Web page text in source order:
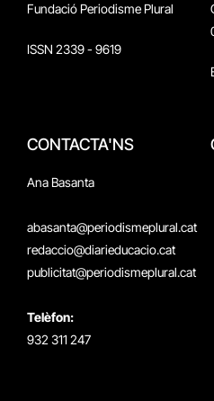
Fundació Periodisme Plural
ISSN 2339 - 9619
CONTACTA'NS
Ana Basanta
abasanta@periodismeplural.cat
redaccio@diarieducacio.cat
publicitat@periodismeplural.cat
Telèfon:
932 311 247